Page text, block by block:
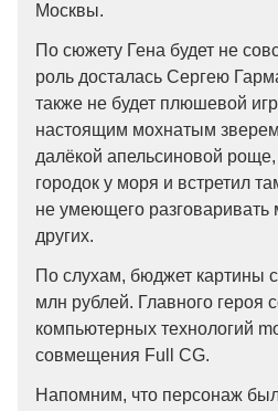
Москвы.
По сюжету Гена будет не
роль досталась Сергею
также не будет плюшевой
настоящим мохнатым
далёкой апельсиновой
городок у моря и встретил
не умеющего разговаривать
других.
По слухам, бюджет картины
млн рублей. Главного героя
компьютерных технологий
совмещения Full CG.
Напомним, что персонаж